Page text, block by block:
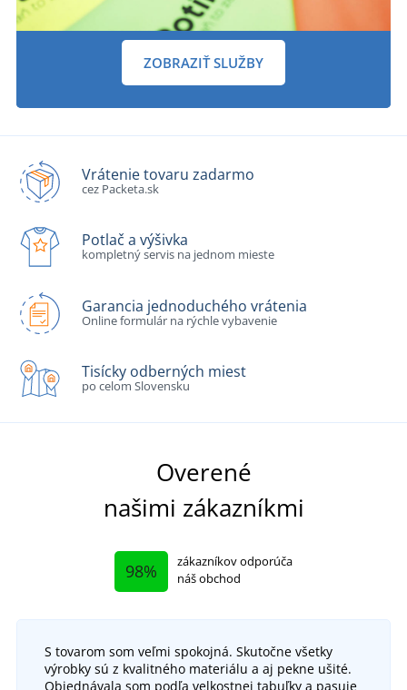
ZOBRAZIŤ SLUŽBY
Vrátenie tovaru zadarmo
cez Packeta.sk
Potlač a výšivka
kompletný servis na jednom mieste
Garancia jednoduchého vrátenia
Online formulár na rýchle vybavenie
Tisícky odberných miest
po celom Slovensku
Overené
našimi zákazníkmi
98%
zákazníkov odporúča
náš obchod
S tovarom som veľmi spokojná. Skutočne všetky
výrobky sú z kvalitného materiálu a aj pekne ušité.
Objednávala som podľa velkostnej tabuľky a pasuje